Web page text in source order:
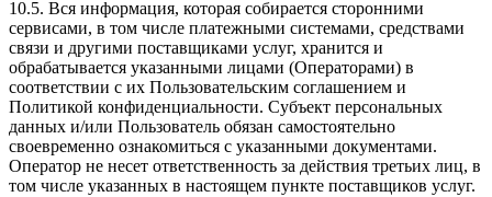
10.5. Вся информация, которая собирается сторонними
сервисами, в том числе платежными системами, средствами
связи и другими поставщиками услуг, хранится и
обрабатывается указанными лицами (Операторами) в
соответствии с их Пользовательским соглашением и
Политикой конфиденциальности. Субъект персональных
данных и/или Пользователь обязан самостоятельно
своевременно ознакомиться с указанными документами.
Оператор не несет ответственность за действия третьих лиц, в
том числе указанных в настоящем пункте поставщиков услуг.